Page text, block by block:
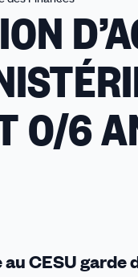
D’ACTION
SOCIALE
–
GARDE
:
0/6
CESU garde